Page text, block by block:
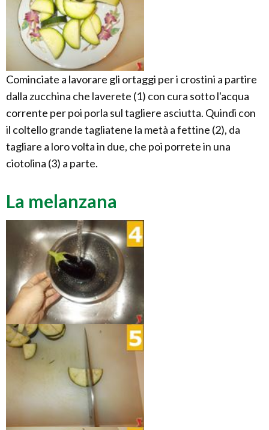
Cominciate a lavorare gli ortaggi per i crostini a partire
dalla zucchina che laverete (1) con cura sotto l'acqua
corrente per poi porla sul tagliere asciutta. Quindi con
il coltello grande tagliatene la metà a fettine (2), da
tagliare a loro volta in due, che poi porrete in una
ciotolina (3) a parte.
La melanzana